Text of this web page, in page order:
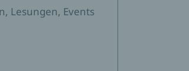
Lesungen, Events